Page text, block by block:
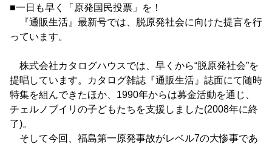
■一日も早く「原発国民投票」を！
『通販生活』最新号では、脱原発社会に向けた提言を行
っています。
株式会社カタログハウスでは、早くから“脱原発社会”を
提唱しています。カタログ雑誌『通販生活』誌面にて随時
特集を組んできたほか、1990年からは募金活動を通じ、
チェルノブイリの子どもたちを支援しました(2008年に終
了)。
そして今回、福島第一原発事故がレベル7の大惨事であ